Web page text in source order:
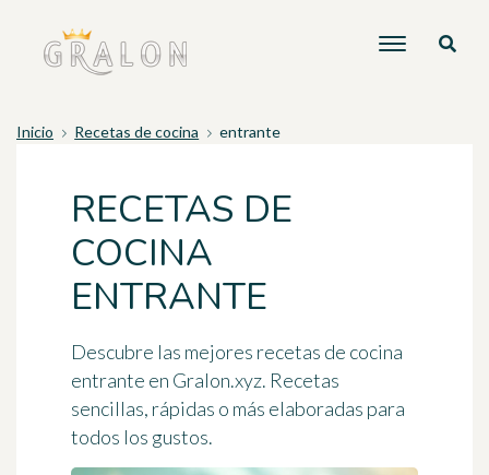
Inicio Recetas de cocina entrante
RECETAS DE
COCINA
ENTRANTE
Descubre las mejores recetas de cocina
entrante en Gralon.xyz. Recetas
sencillas, rápidas o más elaboradas para
todos los gustos.